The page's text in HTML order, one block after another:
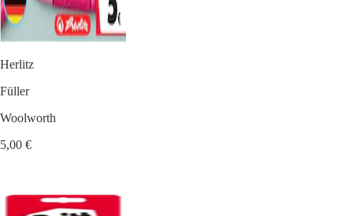
Herlitz
Füller
Woolworth
5,00 €